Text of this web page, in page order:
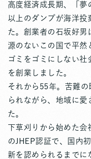
高度経済成長期、「夢
以上のダンプが海洋投
た。創業者の石坂好男
源のないこの国で平然
ゴミをゴミにしない社
を創業しました。
それから55年。苦難の
られながら、地域に
た。
下草刈りから始めた会
のJHEP認証で、国内
新を認められるまでに